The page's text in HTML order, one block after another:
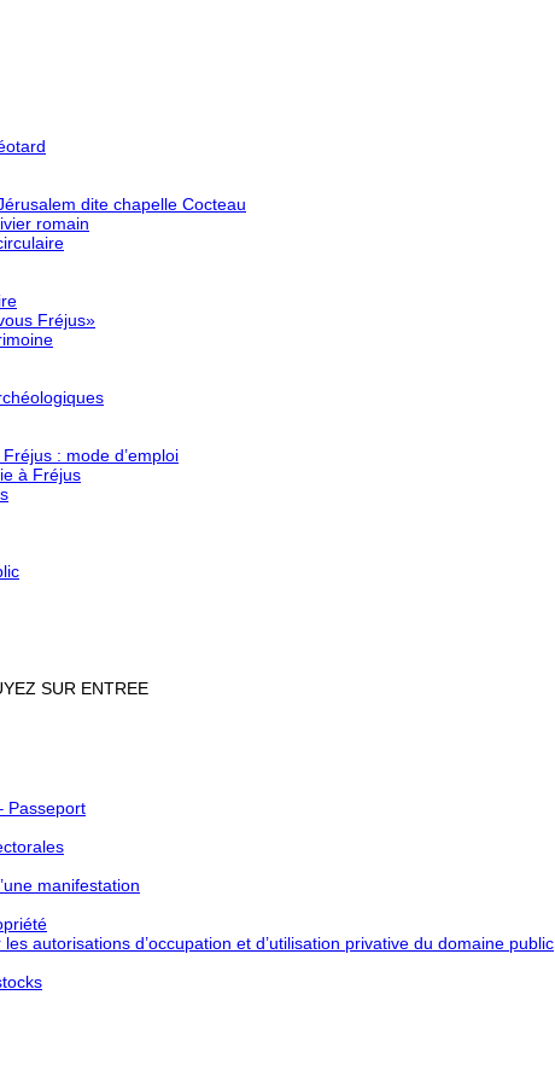
dite chapelle Cocteau
romain
Fréjus»
: mode d’emploi
à Fréjus
SUR ENTREE
Passeport
manifestation
autorisations d’occupation et d’utilisation privative du domaine public